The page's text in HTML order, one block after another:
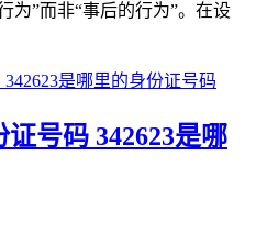
为”而非“事后的行为”。在设
号码 342623是哪